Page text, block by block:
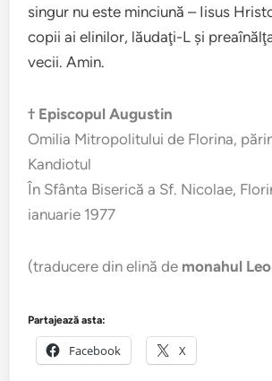
singur nu este minciună – Iisus
copii ai elinilor, lăudaţi-L şi
vecii. Amin.
† Episcopul Augustin
Omilia Mitropolitului de Florina,
Kandiotul
În Sfânta Biserică a Sf. Nicolae,
ianuarie 1977
(traducere din elină de monahul
Partajează asta:
Facebook X